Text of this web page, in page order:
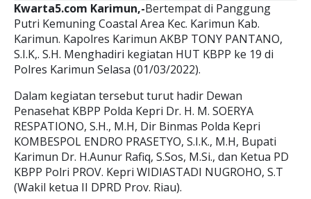
Kwarta5.com Karimun,-Bertempat di Panggung
Putri Kemuning Coastal Area Kec. Karimun Kab.
Karimun. Kapolres Karimun AKBP TONY PANTANO,
S.I.K,. S.H. Menghadiri kegiatan HUT KBPP ke 19 di
Polres Karimun Selasa (01/03/2022).
Dalam kegiatan tersebut turut hadir Dewan
Penasehat KBPP Polda Kepri Dr. H. M. SOERYA
RESPATIONO, S.H., M.H, Dir Binmas Polda Kepri
KOMBESPOL ENDRO PRASETYO, S.I.K., M.H, Bupati
Karimun Dr. H.Aunur Rafiq, S.Sos, M.Si., dan Ketua PD
KBPP Polri PROV. Kepri WIDIASTADI NUGROHO, S.T
(Wakil ketua II DPRD Prov. Riau).